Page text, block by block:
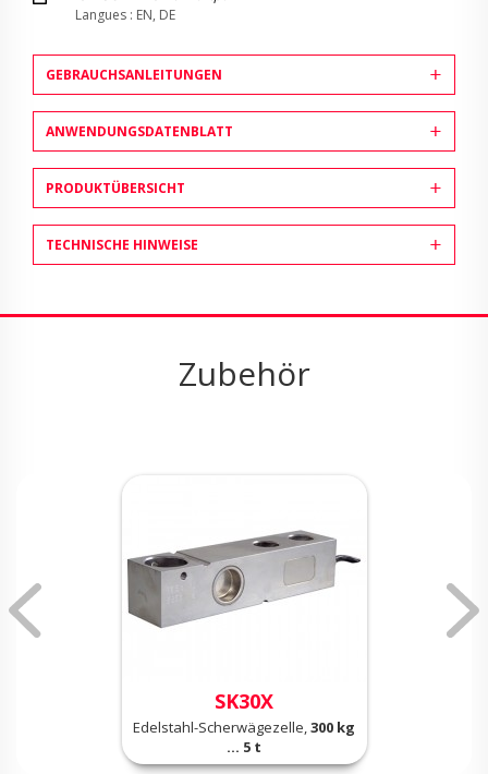
Langues : EN, DE
GEBRAUCHSANLEITUNGEN
ANWENDUNGSDATENBLATT
PRODUKTÜBERSICHT
TECHNISCHE HINWEISE
Zubehör
SK30X
Edelstahl-Scherwägezelle,300 kg
... 5 t